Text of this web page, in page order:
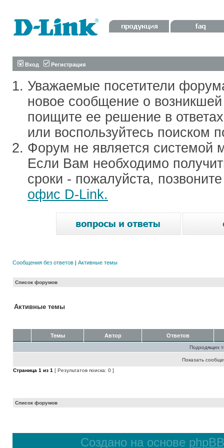
Вход Регистрация
Уважаемые посетители
новое сообщение о
поищите ее решение в
или воспользуйтесь поиском
Форум не является системой
Если Вам необходимо
сроки - пожалуйста,
офис D-Link.
Сообщения без ответов | Активные темы
Список форумов
Активные темы
Темы Автор Ответов
Подходящих
Показать
Страница 1 из 1 [ Результатов поиска: 0 ]
Список форумов
Создано на основе phpBB